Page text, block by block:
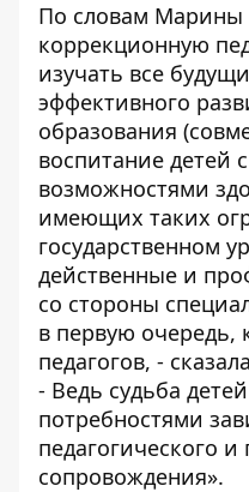
По словам
коррекционную
изучать все
эффективного
образования (
воспитание детей
возможностями
имеющих таких
государственном
действенные и
со стороны
в первую очередь,
педагогов, -
- Ведь судьба
потребностями
педагогического
сопровождения».